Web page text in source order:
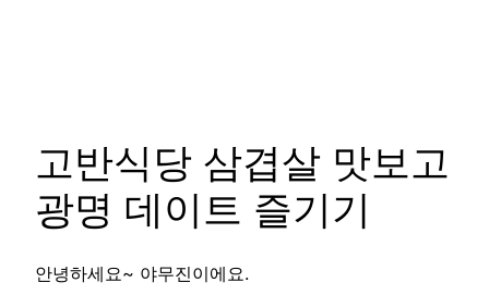
고반식당 삼겹살 맛보고
광명 데이트 즐기기
안녕하세요~ 야무진이에요.